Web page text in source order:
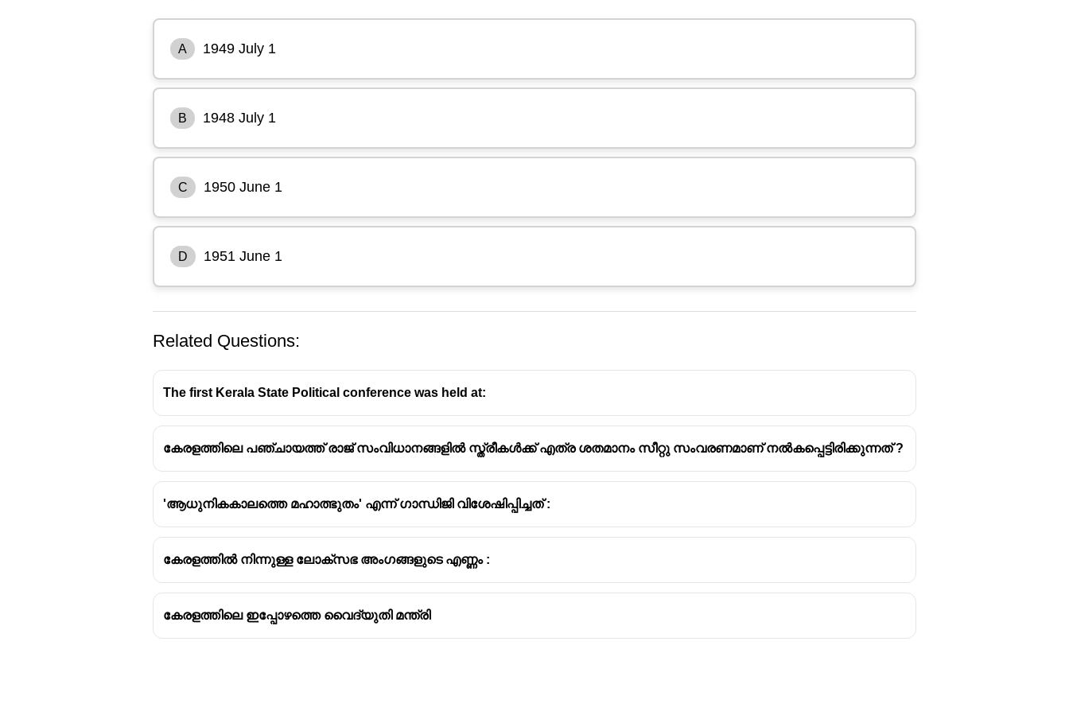
A 1949 July 1
B 1948 July 1
C 1950 June 1
D 1951 June 1
Related Questions:
The first Kerala State Political conference was held at:
കേരളത്തിലെ പഞ്ചായത്ത് രാജ് സംവിധാനങ്ങളിൽ സ്ത്രീകൾക്ക് എത്ര ശതമാനം സീറ്റു സംവരണമാണ് നൽകപ്പെട്ടിരിക്കുന്നത് ?
'ആധുനികകാലത്തെ മഹാത്ഭുതം' എന്ന് ഗാന്ധിജി വിശേഷിപ്പിച്ചത് :
കേരളത്തിൽ നിന്നുള്ള ലോക്‌സഭ അംഗങ്ങളുടെ എണ്ണം :
കേരളത്തിലെ ഇപ്പോഴത്തെ വൈദ്യുതി മന്ത്രി